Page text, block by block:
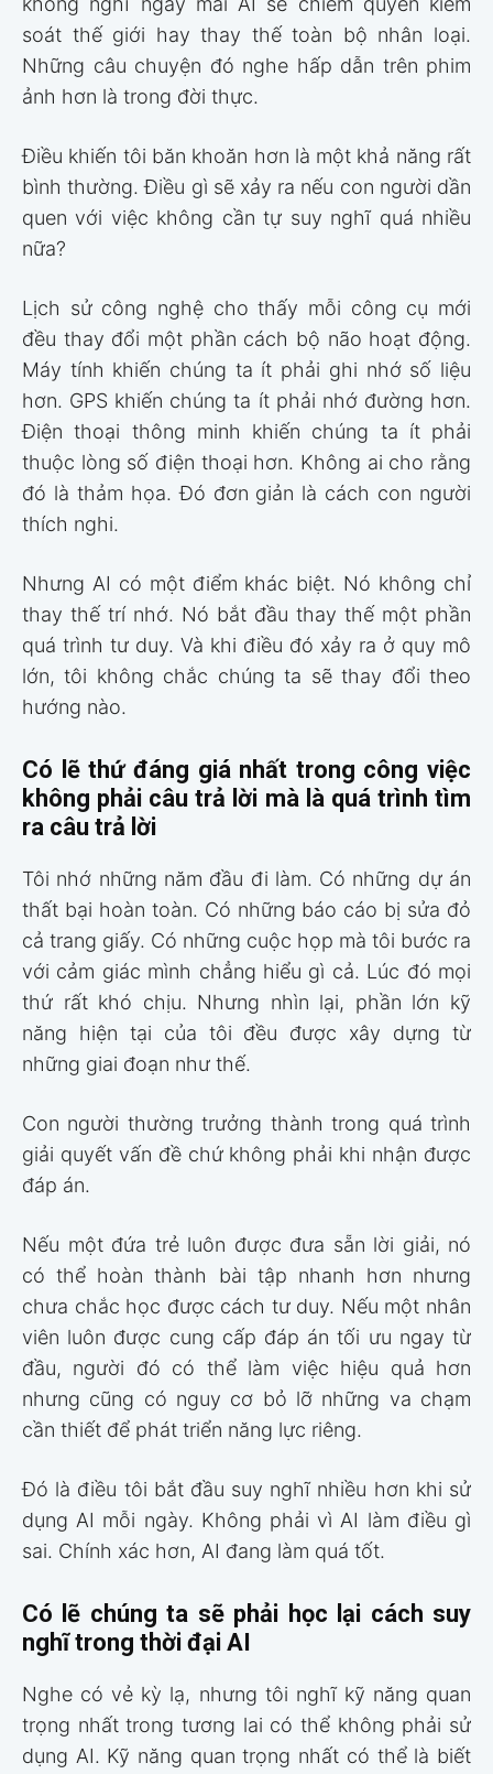
soát thế giới hay thay thế toàn bộ nhân loại.
Những câu chuyện đó nghe hấp dẫn trên phim
ảnh hơn là trong đời thực.
Điều khiến tôi băn khoăn hơn là một khả năng rất
bình thường. Điều gì sẽ xảy ra nếu con người dần
quen với việc không cần tự suy nghĩ quá nhiều
nữa?
Lịch sử công nghệ cho thấy mỗi công cụ mới
đều thay đổi một phần cách bộ não hoạt động.
Máy tính khiến chúng ta ít phải ghi nhớ số liệu
hơn. GPS khiến chúng ta ít phải nhớ đường hơn.
Điện thoại thông minh khiến chúng ta ít phải
thuộc lòng số điện thoại hơn. Không ai cho rằng
đó là thảm họa. Đó đơn giản là cách con người
thích nghi.
Nhưng AI có một điểm khác biệt. Nó không chỉ
thay thế trí nhớ. Nó bắt đầu thay thế một phần
quá trình tư duy. Và khi điều đó xảy ra ở quy mô
lớn, tôi không chắc chúng ta sẽ thay đổi theo
hướng nào.
Có lẽ thứ đáng giá nhất trong công việc
không phải câu trả lời mà là quá trình tìm
ra câu trả lời
Tôi nhớ những năm đầu đi làm. Có những dự án
thất bại hoàn toàn. Có những báo cáo bị sửa đỏ
cả trang giấy. Có những cuộc họp mà tôi bước ra
với cảm giác mình chẳng hiểu gì cả. Lúc đó mọi
thứ rất khó chịu. Nhưng nhìn lại, phần lớn kỹ
năng hiện tại của tôi đều được xây dựng từ
những giai đoạn như thế.
Con người thường trưởng thành trong quá trình
giải quyết vấn đề chứ không phải khi nhận được
đáp án.
Nếu một đứa trẻ luôn được đưa sẵn lời giải, nó
có thể hoàn thành bài tập nhanh hơn nhưng
chưa chắc học được cách tư duy. Nếu một nhân
viên luôn được cung cấp đáp án tối ưu ngay từ
đầu, người đó có thể làm việc hiệu quả hơn
nhưng cũng có nguy cơ bỏ lỡ những va chạm
cần thiết để phát triển năng lực riêng.
Đó là điều tôi bắt đầu suy nghĩ nhiều hơn khi sử
dụng AI mỗi ngày. Không phải vì AI làm điều gì
sai. Chính xác hơn, AI đang làm quá tốt.
Có lẽ chúng ta sẽ phải học lại cách suy
nghĩ trong thời đại AI
Nghe có vẻ kỳ lạ, nhưng tôi nghĩ kỹ năng quan
trọng nhất trong tương lai có thể không phải sử
dụng AI. Kỹ năng quan trọng nhất có thể là biết